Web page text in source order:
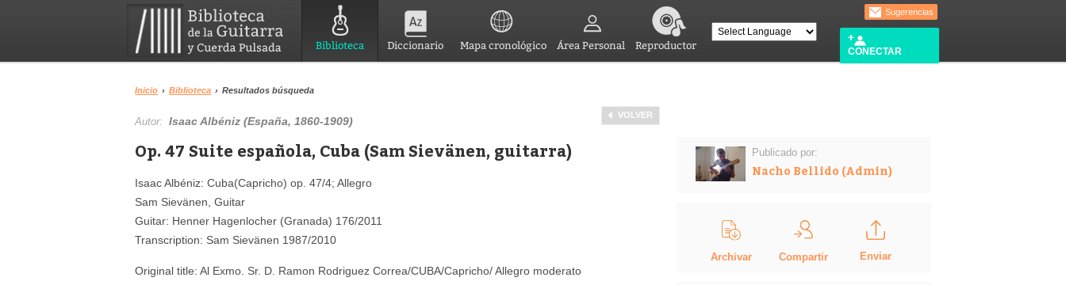
Biblioteca Diccionario Mapa cronológico Área Personal Reproductor
Sugerencias
CONECTAR
Inicio › Biblioteca › Resultados búsqueda
VOLVER
Autor:Isaac Albéniz (España, 1860-1909)
Op. 47 Suite española, Cuba (Sam Sievänen, guitarra)
Isaac Albéniz: Cuba(Capricho) op. 47/4; Allegro
Sam Sievänen, Guitar
Guitar: Henner Hagenlocher (Granada) 176/2011
Transcription: Sam Sievänen 1987/2010
Original title: Al Exmo. Sr. D. Ramon Rodriguez Correa/CUBA/Capricho/ Allegro moderato
Publicado por:
Nacho Bellido (Admin)
Archivar Compartir Enviar